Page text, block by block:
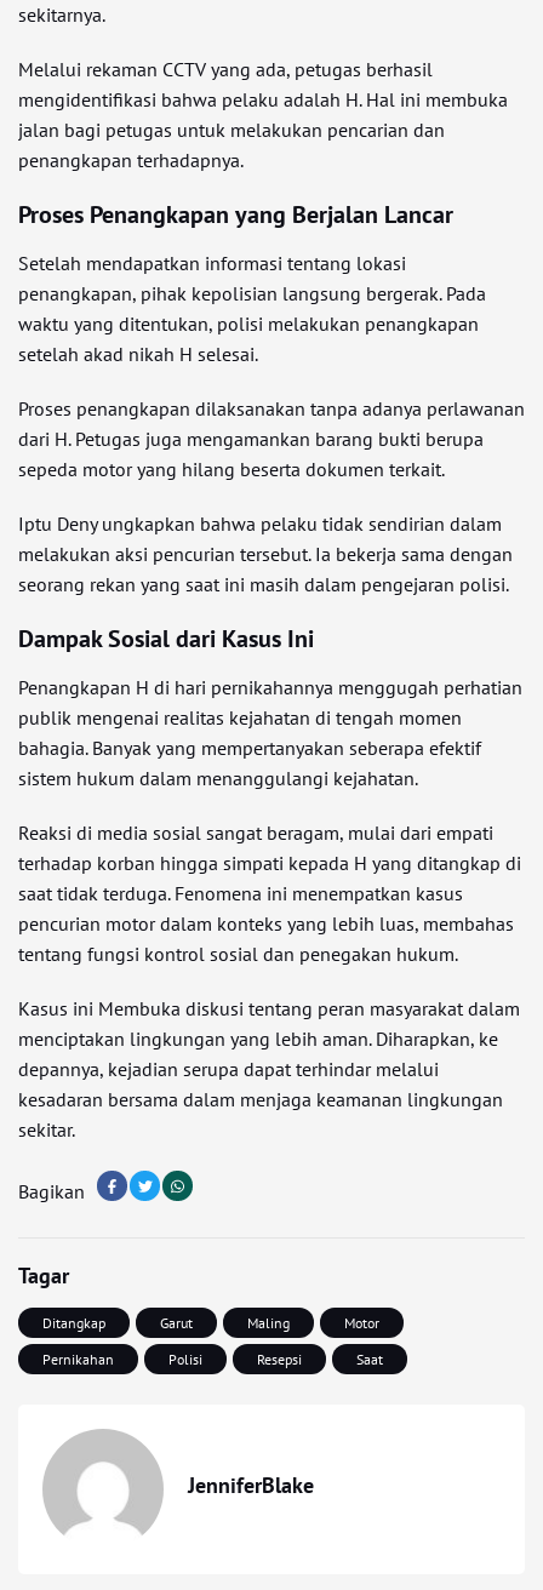
sekitarnya.
Melalui rekaman CCTV yang ada, petugas berhasil
mengidentifikasi bahwa pelaku adalah H. Hal ini membuka
jalan bagi petugas untuk melakukan pencarian dan
penangkapan terhadapnya.
Proses Penangkapan yang Berjalan Lancar
Setelah mendapatkan informasi tentang lokasi
penangkapan, pihak kepolisian langsung bergerak. Pada
waktu yang ditentukan, polisi melakukan penangkapan
setelah akad nikah H selesai.
Proses penangkapan dilaksanakan tanpa adanya perlawanan
dari H. Petugas juga mengamankan barang bukti berupa
sepeda motor yang hilang beserta dokumen terkait.
Iptu Deny ungkapkan bahwa pelaku tidak sendirian dalam
melakukan aksi pencurian tersebut. Ia bekerja sama dengan
seorang rekan yang saat ini masih dalam pengejaran polisi.
Dampak Sosial dari Kasus Ini
Penangkapan H di hari pernikahannya menggugah perhatian
publik mengenai realitas kejahatan di tengah momen
bahagia. Banyak yang mempertanyakan seberapa efektif
sistem hukum dalam menanggulangi kejahatan.
Reaksi di media sosial sangat beragam, mulai dari empati
terhadap korban hingga simpati kepada H yang ditangkap di
saat tidak terduga. Fenomena ini menempatkan kasus
pencurian motor dalam konteks yang lebih luas, membahas
tentang fungsi kontrol sosial dan penegakan hukum.
Kasus ini Membuka diskusi tentang peran masyarakat dalam
menciptakan lingkungan yang lebih aman. Diharapkan, ke
depannya, kejadian serupa dapat terhindar melalui
kesadaran bersama dalam menjaga keamanan lingkungan
sekitar.
Bagikan
Tagar
Ditangkap Garut Maling
Motor
Pernikahan
Polisi Resepsi Saat
JenniferBlake